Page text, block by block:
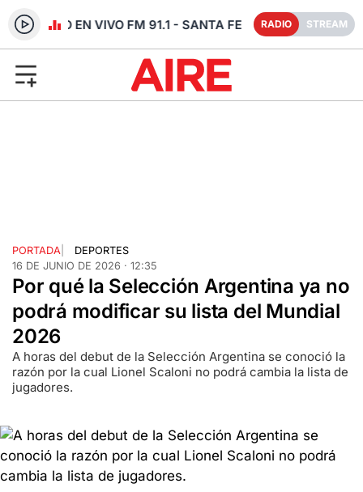
RADIO EN VIVO FM 91.1 - SANTA FE RADIO STREAM
PORTADA
DEPORTES
16 DE JUNIO DE 2026 · 12:35
Por qué la Selección Argentina ya no
podrá modificar su lista del Mundial
2026
A horas del debut de la Selección Argentina se conoció la
razón por la cual Lionel Scaloni no podrá cambia la lista de
jugadores.